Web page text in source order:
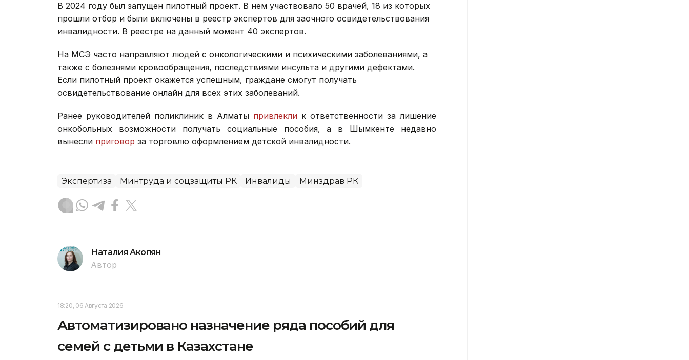
В 2024 году был запущен пилотный проект. В нем участвовало 50 врачей, 18 из которых
прошли отбор и были включены в реестр экспертов для заочного освидетельствования
инвалидности. В реестре на данный момент 40 экспертов.
На МСЭ часто направляют людей с онкологическими и психическими заболеваниями, а
также с болезнями кровообращения, последствиями инсульта и другими дефектами.
Если пилотный проект окажется успешным, граждане смогут получать
освидетельствование онлайн для всех этих заболеваний.
Ранее руководителей поликлиник в Алматы привлекли к ответственности за лишение
онкобольных возможности получать социальные пособия, а в Шымкенте недавно
вынесли приговор за торговлю оформлением детской инвалидности.
Экспертиза Минтруда и соцзащиты РК Инвалиды Минздрав РК
Наталия Акопян
Автор
18:20, 06 Августа 2026
Автоматизировано назначение ряда пособий для
семей с детьми в Казахстане